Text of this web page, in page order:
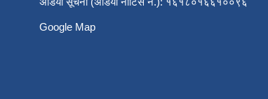
Google Map